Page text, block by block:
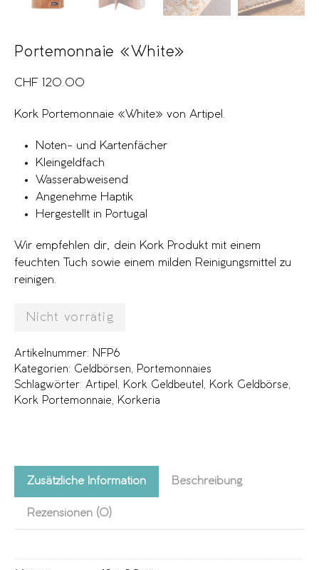
Portemonnaie «White»
CHF 120.00
Kork Portemonnaie «White» von Artipel.
Noten- und Kartenfächer
Kleingeldfach
Wasserabweisend
Angenehme Haptik
Hergestellt in Portugal
Wir empfehlen dir, dein Kork Produkt mit einem
feuchten Tuch sowie einem milden Reinigungsmittel zu
reinigen.
Nicht vorrätig
Artikelnummer: NFP6
Kategorien: Geldbörsen
Portemonnaies
Schlagwörter: Artipel Kork Geldbeutel Kork Geldbörse
Kork Portemonnaie
Korkeria
Zusätzliche Information Beschreibung
Rezensionen (0)